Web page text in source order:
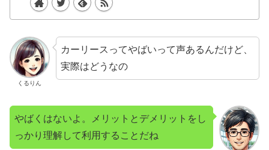
くるりん
カーリースってやばいって声あるんだけど、
実際はどうなの
やばくはないよ。メリットとデメリットをし
っかり理解して利用することだね